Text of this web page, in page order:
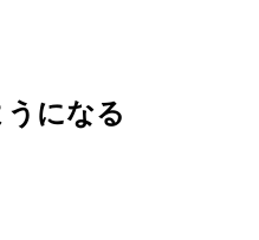
になる